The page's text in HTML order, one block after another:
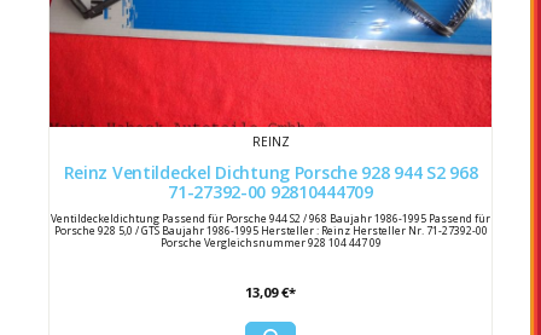
REINZ
Reinz Ventildeckel Dichtung Porsche 928 944 S2 968
71-27392-00 92810444709
Ventildeckeldichtung Passend für Porsche 944 S2 / 968 Baujahr 1986-1995 Passend für
Porsche 928 5,0 / GTS Baujahr 1986-1995 Hersteller : Reinz Hersteller Nr. 71-27392-00
Porsche Vergleichsnummer 928 104 447 09
13,09 €*